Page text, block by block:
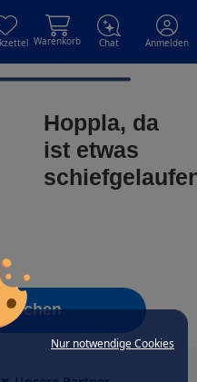
Nur notwendige Cookies
Warenkorb Chat Anmelden
Hoppla, da
ist etwas